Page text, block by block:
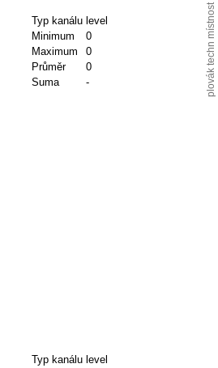
Typ kanálu level
Minimum
0
Maximum
0
Průměr
0
Suma
- plovák techn místnost
Typ kanálu level